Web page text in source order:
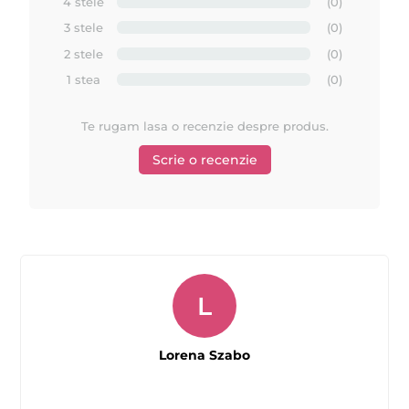
5. Aplicati hartie pentru epilat pe ceara apasand pe toata
6. Cu o miscare ferma, trageti hartia in sensul invers de crestere
8. Folositi uleiurile sau lotiunile dupa epilat ATHINA pentru
Cele mai comune greseli in timpul epilarii cu ceara
liposolubilă ATHINA
1. Aplicare gresita a cerii (in sensul invers al cresterii firelor de
3 stele
(0)
2 stele
(0)
1 stea
(0)
Te rugam lasa o recenzie despre produs.
Scrie o recenzie
L
Lorena Szabo